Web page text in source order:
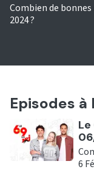
Combien de
2024 ?
Episodes à
6